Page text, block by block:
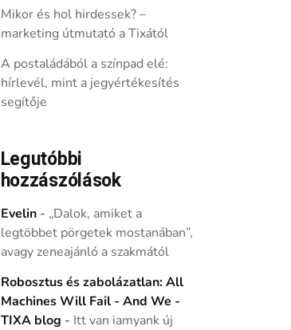
Mikor és hol hirdessek? –
marketing útmutató a Tixától
A postaládából a színpad elé:
hírlevél, mint a jegyértékesítés
segítője
Legutóbbi
hozzászólások
Evelin- „Dalok, amiket a
legtöbbet pörgetek mostanában”,
avagy zeneajánló a szakmától
Robosztus és zabolázatlan: All
Machines Will Fail - And We -
TIXA blog - Itt van iamyank új